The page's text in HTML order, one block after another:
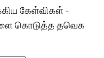
கேள்விகள் -
கொடுத்த தவெக